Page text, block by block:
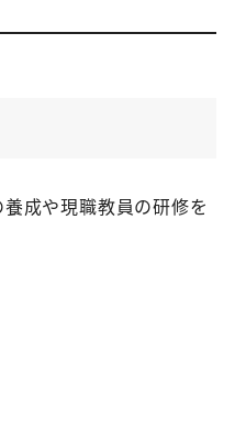
成や現職教員の研修を